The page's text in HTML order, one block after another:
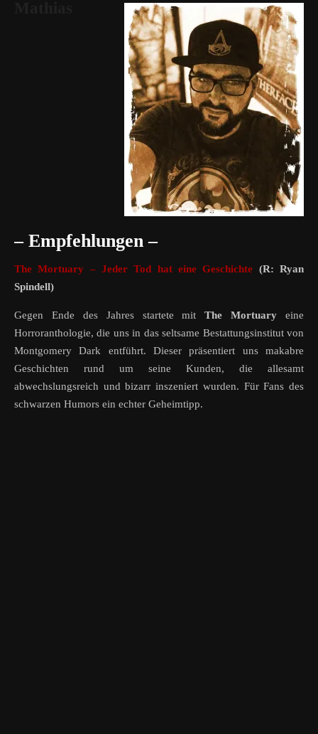
– Empfehlungen –
The Mortuary – Jeder Tod hat eine Geschichte (R: Ryan
Spindell)
Gegen Ende des Jahres startete mitThe Mortuary eine
Horroranthologie, die uns in das seltsame Bestattungsinstitut von
Montgomery Dark entführt. Dieser präsentiert uns makabre
Geschichten rund um seine Kunden, die allesamt
abwechslungsreich und bizarr inszeniert wurden. Für Fans des
schwarzen Humors ein echter Geheimtipp.